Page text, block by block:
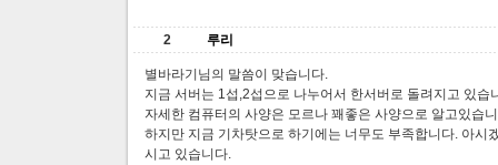
2 루리
별바라기님의 말씀이 맞습니다.
지금 서버는 1섭,2섭으로 나누어서 한서버로 돌려지고 있습
자세한 컴퓨터의 사양은 모르나 꽤좋은 사양으로 알고있습
하지만 지금 기차탓으로 하기에는 너무도 부족합니다. 아
시고 있습니다.